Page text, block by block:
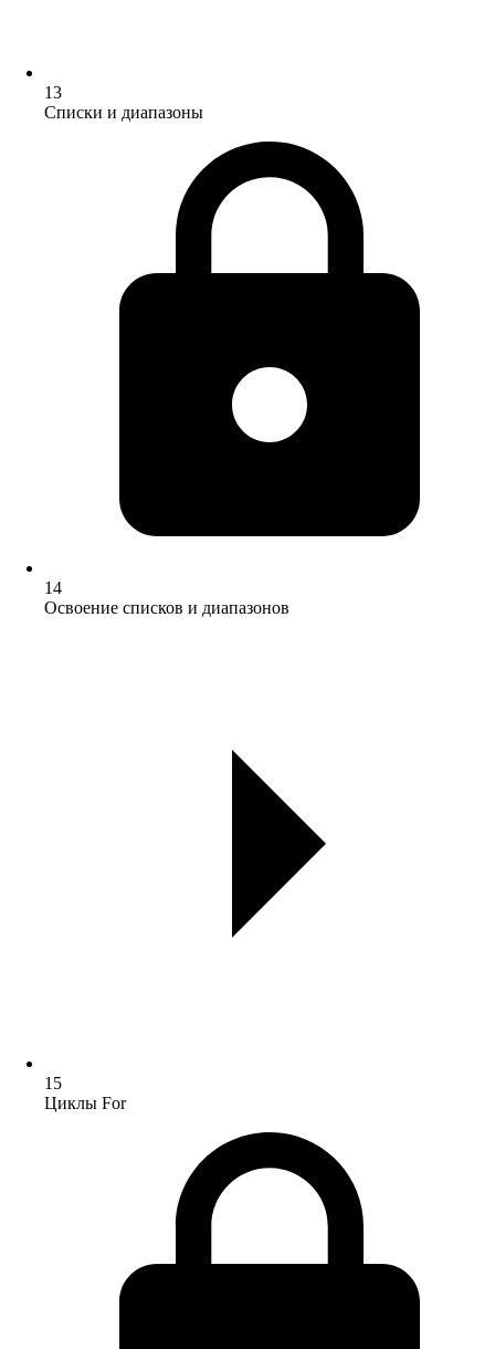
13
Списки и диапазоны
14
Освоение списков и диапазонов
15
Циклы For